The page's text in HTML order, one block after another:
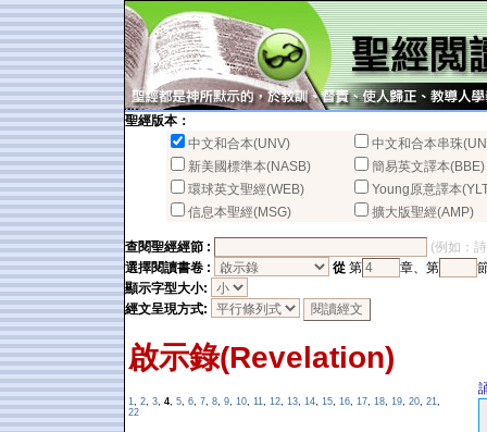
聖經版本：
中文和合本(UNV)
中文和合本串珠
新美國標準本(NASB)
簡易英文譯本(BBE)
環球英文聖經(WEB)
Young原意譯本
信息本聖經(MSG)
擴大版聖經(AMP)
查閱聖經經節 :
(例如：
選擇閱讀書卷 :
從 第 章、第
顯示字型大小:
經文呈現方式:
啟示錄(Revelation)
1, 2, 3, 4, 5, 6, 7, 8, 9, 10, 11, 12, 13, 14, 15, 16, 17, 18, 19, 20, 21,
22